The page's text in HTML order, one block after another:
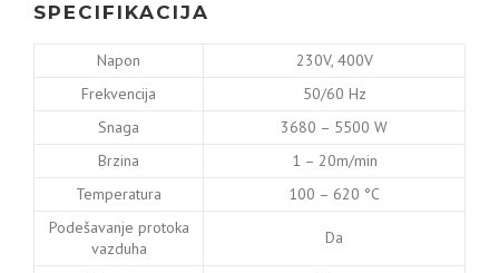
SPECIFIKACIJA
Napon
230V, 400V
Frekvencija
50/60 Hz
Snaga
3680 – 5500 W
Brzina
1 – 20m/min
Temperatura
100 – 620 °C
Podešavanje protoka
vazduha
Da